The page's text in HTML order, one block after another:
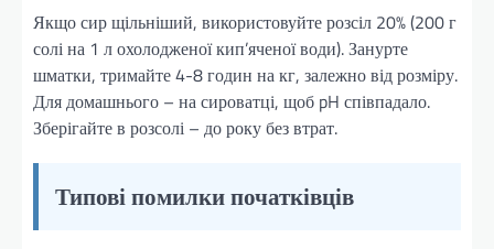
Якщо сир щільніший, використовуйте розсіл 20% (200 г
солі на 1 л охолодженої кип’яченої води). Занурте
шматки, тримайте 4-8 годин на кг, залежно від розміру.
Для домашнього – на сироватці, щоб pH співпадало.
Зберігайте в розсолі – до року без втрат.
Типові помилки початківців